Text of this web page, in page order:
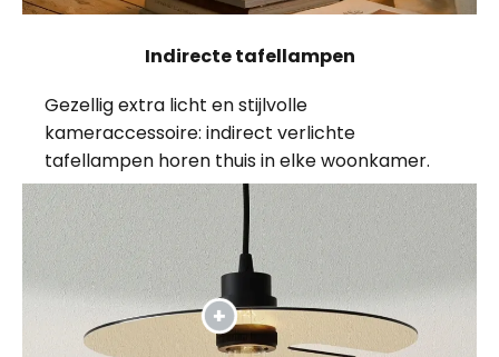
Indirecte tafellampen
Gezellig extra licht en stijlvolle
kameraccessoire: indirect verlichte
tafellampen horen thuis in elke woonkamer.